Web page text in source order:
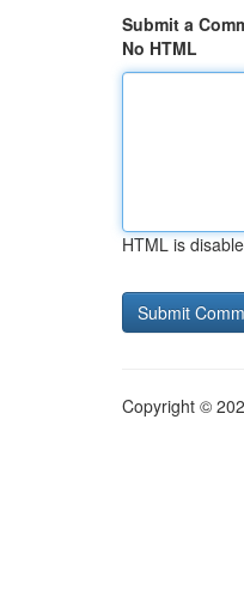
Submit a
No HTML
HTML is
Copyright ©